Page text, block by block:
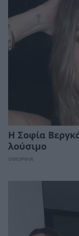
Η Σοφία
λούσιμο
ΟΜΟΡΦΙΑ